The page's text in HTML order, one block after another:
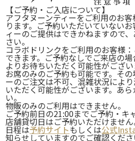
【ご予約・ご入店について】
アフタヌーンティーをご利用のお
ります。ご予約いただいていない
ィーのご提供はできかねますので
さい。
コラボドリンクをご利用のお客様
できます。ご予約なしでご来店の
よりお待ちいただく可能性がござい
お席のみのご予約も可能です。そ
ーのご注文は不可、混雑状況によ
いただく可能性がございます。あ
い。
物販のみのご利用はできません。
ご予約前日の21:00までご予約・キ
店舗貸切日はご予約いただけませ
日程は予約サイトもしくは公式
知らせしていますのでご確認くだ